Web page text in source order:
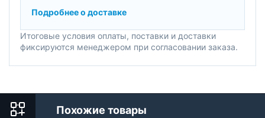
Подробнее о доставке
Итоговые условия оплаты, поставки и доставки
фиксируются менеджером при согласовании заказа.
Похожие товары